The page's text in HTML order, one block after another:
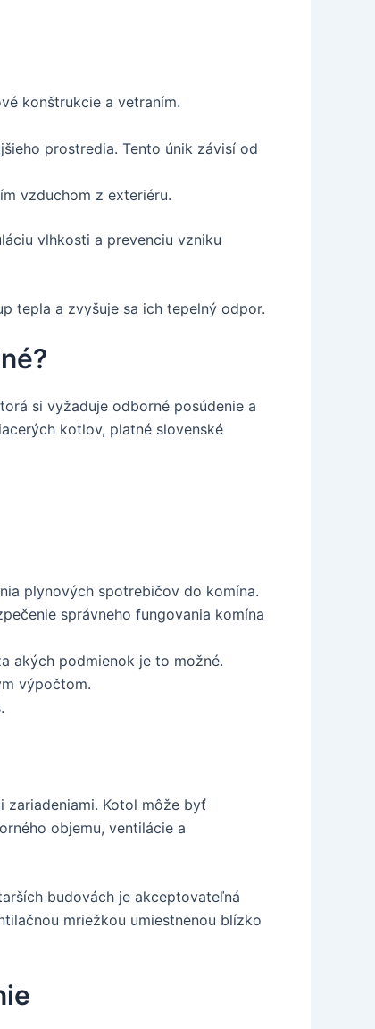
konštrukcie a vetraním.
prostredia. Tento únik závisí od
vzduchom z exteriéru.
vlhkosti a prevenciu vzniku
tepla a zvyšuje sa ich tepelný odpor.
si vyžaduje odborné posúdenie a
kotlov, platné slovenské
plynových spotrebičov do komína.
správneho fungovania komína
akých podmienok je to možné.
výpočtom.
zariadeniami. Kotol môže byť
objemu, ventilácie a
budovách je akceptovateľná
mriežkou umiestnenou blízko